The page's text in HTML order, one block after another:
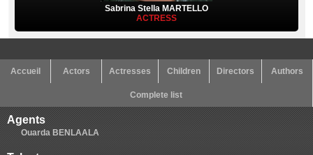
Sabrina Stella MARTELLO
ACTRESS
Accueil Actors Actresses Children Directors Authors
Complete list
Agents
Ouarda BENLAALA